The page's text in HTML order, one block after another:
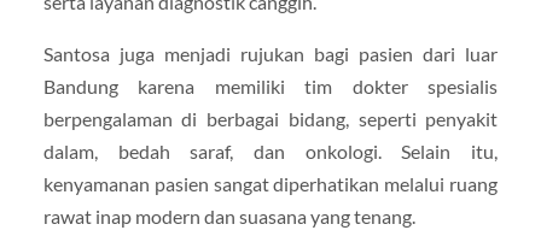
Santosa juga menjadi rujukan bagi pasien dari luar
Bandung karena memiliki tim dokter spesialis
berpengalaman di berbagai bidang, seperti penyakit
dalam, bedah saraf, dan onkologi. Selain itu,
kenyamanan pasien sangat diperhatikan melalui ruang
rawat inap modern dan suasana yang tenang.